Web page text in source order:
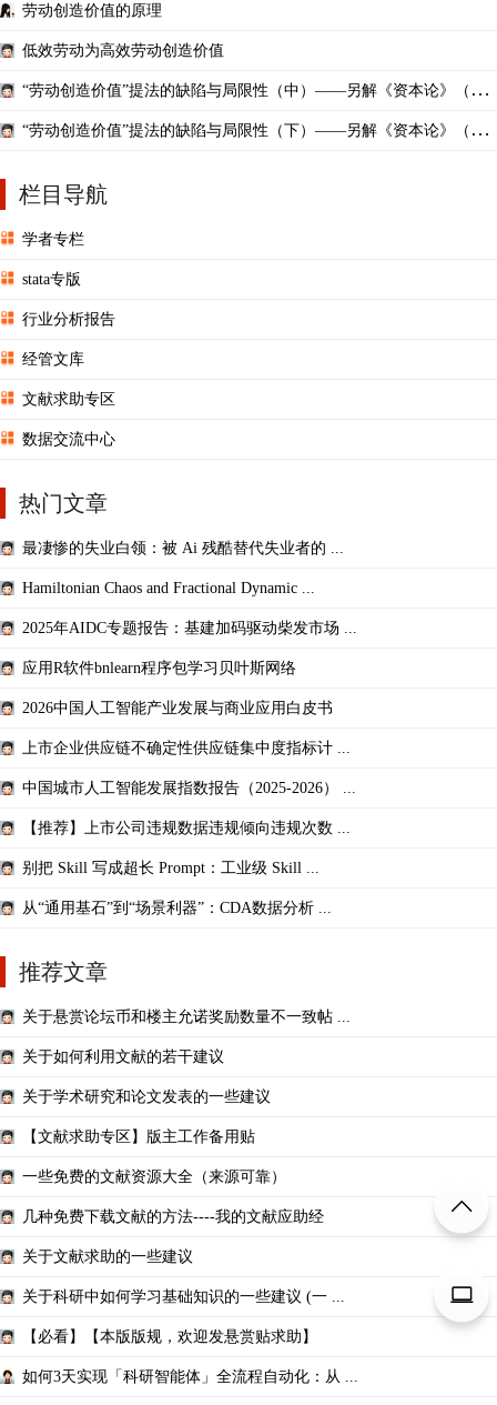
劳动创造价值的原理
低效劳动为高效劳动创造价值
“劳动创造价值”提法的缺陷与局限性（中）——另解《资本论》（4
“劳动创造价值”提法的缺陷与局限性（下）——另解《资本论》（4
栏目导航
学者专栏
stata专版
行业分析报告
经管文库
文献求助专区
数据交流中心
热门文章
最凄惨的失业白领：被 Ai 残酷替代失业者的 ...
Hamiltonian Chaos and Fractional Dynamic ...
2025年AIDC专题报告：基建加码驱动柴发市场 ...
应用R软件bnlearn程序包学习贝叶斯网络
2026中国人工智能产业发展与商业应用白皮书
上市企业供应链不确定性供应链集中度指标计 ...
中国城市人工智能发展指数报告（2025-2026） ...
【推荐】上市公司违规数据违规倾向违规次数 ...
别把 Skill 写成超长 Prompt：工业级 Skill ...
从“通用基石”到“场景利器”：CDA数据分析 ...
推荐文章
关于悬赏论坛币和楼主允诺奖励数量不一致帖 ...
关于如何利用文献的若干建议
关于学术研究和论文发表的一些建议
【文献求助专区】版主工作备用贴
一些免费的文献资源大全（来源可靠）
几种免费下载文献的方法----我的文献应助经
关于文献求助的一些建议
关于科研中如何学习基础知识的一些建议 (一 ...
【必看】【本版版规，欢迎发悬赏贴求助】
如何3天实现「科研智能体」全流程自动化：从 ...